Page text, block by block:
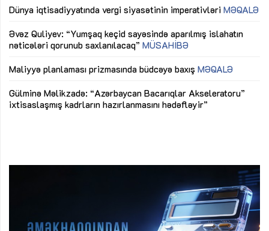
Dünya iqtisadiyyatında vergi siyasətinin imperativləri MƏQALƏ
Əvəz Quliyev: “Yumşaq keçid sayəsində aparılmış islahatın
nəticələri qorunub saxlanılacaq” MÜSAHİBƏ
Maliyyə planlaması prizmasında büdcəyə baxış MƏQALƏ
Gülminə Məlikzadə: “Azərbaycan Bacarıqlar Akseleratoru”
ixtisaslaşmış kadrların hazırlanmasını hədəfləyir”